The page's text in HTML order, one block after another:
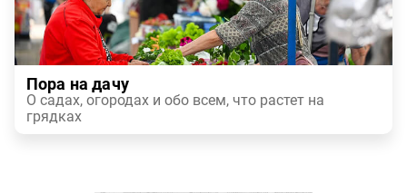
Пора на дачу
О садах, огородах и обо всем, что растет на
грядках